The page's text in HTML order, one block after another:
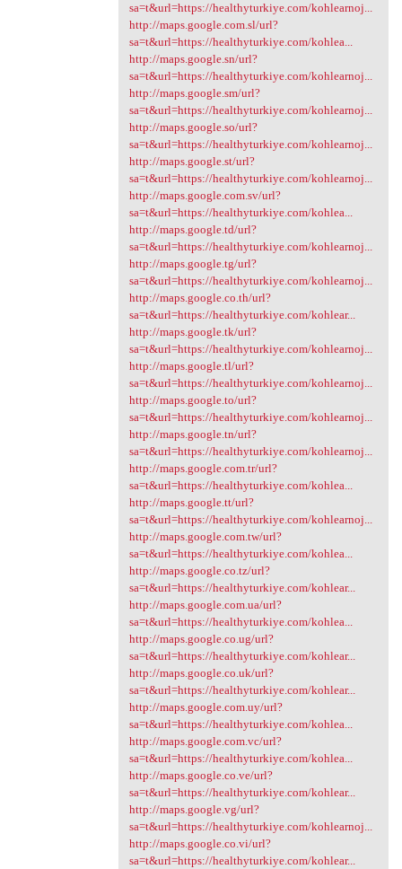
sa=t&url=https://healthyturkiye.com/kohlearnoj...
http://maps.google.com.sl/url?
sa=t&url=https://healthyturkiye.com/kohlea...
http://maps.google.sn/url?
sa=t&url=https://healthyturkiye.com/kohlearnoj...
http://maps.google.sm/url?
sa=t&url=https://healthyturkiye.com/kohlearnoj...
http://maps.google.so/url?
sa=t&url=https://healthyturkiye.com/kohlearnoj...
http://maps.google.st/url?
sa=t&url=https://healthyturkiye.com/kohlearnoj...
http://maps.google.com.sv/url?
sa=t&url=https://healthyturkiye.com/kohlea...
http://maps.google.td/url?
sa=t&url=https://healthyturkiye.com/kohlearnoj...
http://maps.google.tg/url?
sa=t&url=https://healthyturkiye.com/kohlearnoj...
http://maps.google.co.th/url?
sa=t&url=https://healthyturkiye.com/kohlear...
http://maps.google.tk/url?
sa=t&url=https://healthyturkiye.com/kohlearnoj...
http://maps.google.tl/url?
sa=t&url=https://healthyturkiye.com/kohlearnoj...
http://maps.google.to/url?
sa=t&url=https://healthyturkiye.com/kohlearnoj...
http://maps.google.tn/url?
sa=t&url=https://healthyturkiye.com/kohlearnoj...
http://maps.google.com.tr/url?
sa=t&url=https://healthyturkiye.com/kohlea...
http://maps.google.tt/url?
sa=t&url=https://healthyturkiye.com/kohlearnoj...
http://maps.google.com.tw/url?
sa=t&url=https://healthyturkiye.com/kohlea...
http://maps.google.co.tz/url?
sa=t&url=https://healthyturkiye.com/kohlear...
http://maps.google.com.ua/url?
sa=t&url=https://healthyturkiye.com/kohlea...
http://maps.google.co.ug/url?
sa=t&url=https://healthyturkiye.com/kohlear...
http://maps.google.co.uk/url?
sa=t&url=https://healthyturkiye.com/kohlear...
http://maps.google.com.uy/url?
sa=t&url=https://healthyturkiye.com/kohlea...
http://maps.google.com.vc/url?
sa=t&url=https://healthyturkiye.com/kohlea...
http://maps.google.co.ve/url?
sa=t&url=https://healthyturkiye.com/kohlear...
http://maps.google.vg/url?
sa=t&url=https://healthyturkiye.com/kohlearnoj...
http://maps.google.co.vi/url?
sa=t&url=https://healthyturkiye.com/kohlear...